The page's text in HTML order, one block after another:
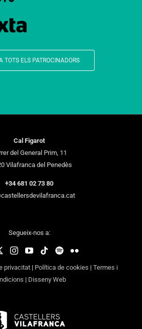
TOTS ELS PATROCINADORS
Cal Figarot
del General Prim, 11
Vilafranca del Penedès
+34 681 02 73 80
Segueix-nos a:
privacitat| Política de cookies | Termes i
| Disseny Web